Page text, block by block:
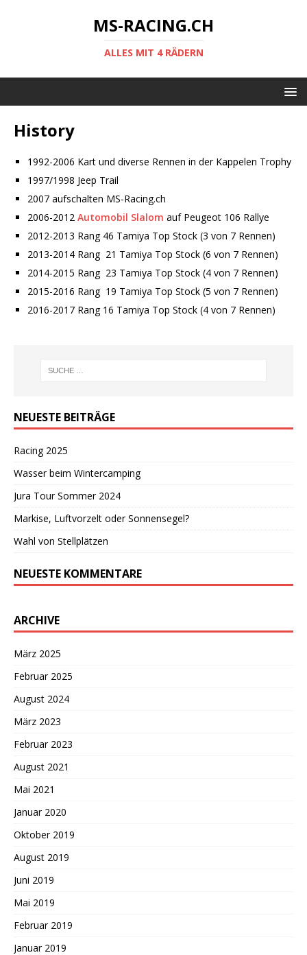
MS-RACING.CH
ALLES MIT 4 RÄDERN
History
1992-2006 Kart und diverse Rennen in der Kappelen Trophy
1997/1998 Jeep Trail
2007 aufschalten MS-Racing.ch
2006-2012 Automobil Slalom auf Peugeot 106 Rallye
2012-2013 Rang 46 Tamiya Top Stock (3 von 7 Rennen)
2013-2014 Rang 21 Tamiya Top Stock (6 von 7 Rennen)
2014-2015 Rang 23 Tamiya Top Stock (4 von 7 Rennen)
2015-2016 Rang 19 Tamiya Top Stock (5 von 7 Rennen)
2016-2017 Rang 16 Tamiya Top Stock (4 von 7 Rennen)
NEUESTE BEITRÄGE
Racing 2025
Wasser beim Wintercamping
Jura Tour Sommer 2024
Markise, Luftvorzelt oder Sonnensegel?
Wahl von Stellplätzen
NEUESTE KOMMENTARE
ARCHIVE
März 2025
Februar 2025
August 2024
März 2023
Februar 2023
August 2021
Mai 2021
Januar 2020
Oktober 2019
August 2019
Juni 2019
Mai 2019
Februar 2019
Januar 2019